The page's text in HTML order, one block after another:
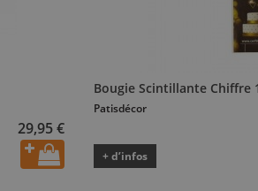
29,95 €
Bougie Scintillante Chiffre
Patisdécor
+ d’infos